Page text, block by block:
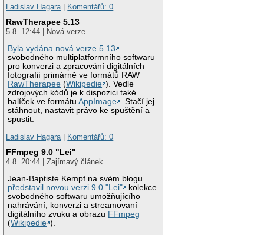
Ladislav Hagara
Komentářů: 0
RawTherapee 5.13
5.8. 12:44 | Nová verze
Byla vydána nová verze 5.13
svobodného multiplatformního softwaru
pro konverzi a zpracování digitálních
fotografií primárně ve formátů RAW
RawTherapee (Wikipedie ). Vedle
zdrojových kódů je k dispozici také
balíček ve formátuAppImage . Stačí jej
stáhnout, nastavit právo ke spuštění a
spustit.
Ladislav Hagara
Komentářů: 0
FFmpeg 9.0 "Lei"
4.8. 20:44 | Zajímavý článek
Jean-Baptiste Kempf na svém blogu
představil novou verzi 9.0 "Lei"
kolekce
svobodného softwaru umožňujícího
nahrávání, konverzi a streamovaní
digitálního zvuku a obrazu FFmpeg
(Wikipedie ).